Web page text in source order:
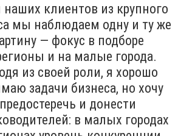
наших клиентов из крупного
мы наблюдаем одну и ту же
— фокус в подборе
и на малые города.
из своей роли, я хорошо
задачи бизнеса, но хочу
предостеречь и донести
в малых городах